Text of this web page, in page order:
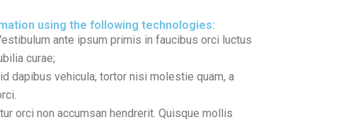
using the following technologies:
ante ipsum primis in faucibus orci luctus
curae;
dapibus vehicula, tortor nisi molestie quam, a
orci non accumsan hendrerit. Quisque mollis